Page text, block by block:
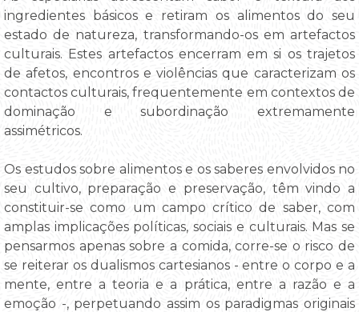
ingredientes básicos e retiram os alimentos do seu
estado de natureza, transformando-os em artefactos
culturais. Estes artefactos encerram em si os trajetos
de afetos, encontros e violências que caracterizam os
contactos culturais, frequentemente em contextos de
dominação e subordinação extremamente
assimétricos.
Os estudos sobre alimentos e os saberes envolvidos no
seu cultivo, preparação e preservação, têm vindo a
constituir-se como um campo crítico de saber, com
amplas implicações políticas, sociais e culturais. Mas se
pensarmos apenas sobre a comida, corre-se o risco de
se reiterar os dualismos cartesianos - entre o corpo e a
mente, entre a teoria e a prática, entre a razão e a
emoção -, perpetuando assim os paradigmas originais